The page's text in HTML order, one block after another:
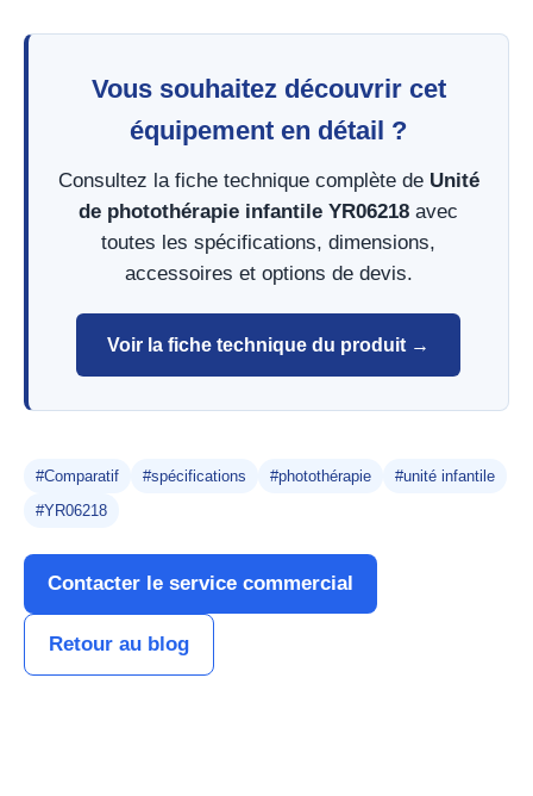
Vous souhaitez découvrir cet
équipement en détail ?
Consultez la fiche technique complète de Unité
de photothérapie infantile YR06218 avec
toutes les spécifications, dimensions,
accessoires et options de devis.
Voir la fiche technique du produit →
#Comparatif #spécifications #photothérapie
#unité infantile
#YR06218
Contacter le service commercial
Retour au blog